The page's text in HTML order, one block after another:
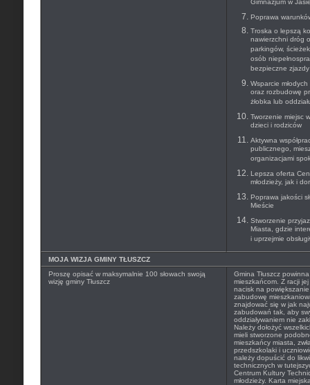
Gimnazjum w
Poprawa
Troska o lepszą
nawierzchni dróg
parkingów,
osób
bezpieczne
Wsparcie
oraz rozbudowę
żłobka lub
Tworzenie miejsc
dzieci i rodziców
Aktywna
publicznego,
organizacjami
Lepsza oferta
młodzieży, jak i
Poprawa jakości
Mieście
Stworzenie
Miasta, gdzie
i uprzejmie
MOJA WIZJA GMINY TŁUSZCZ
Proszę opisać w maksymalnie 100 słowach swoją
wizję gminy Tłuszcz
Gmina Tłuszcz
mieszkańcom. Z racji
nacisk na
zabudowę
znajdować się w jak
zabudowań tak, aby
oddziaływaniem nie
Należy dołożyć
mieli stworzone
mieszkańcy miasta,
przedszkolaki i
należy dopuścić do
technicznych w
Centrum Kultury
młodzieży. Karta